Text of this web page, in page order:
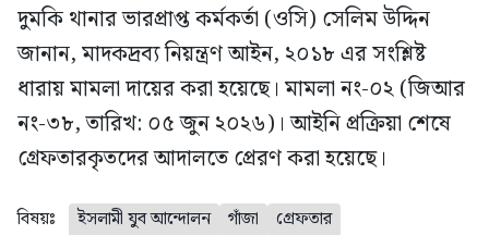
দুমকি থানার ভারপ্রাপ্ত কর্মকর্তা (ওসি) সেলিম উদ্দিন
জানান, মাদকদ্রব্য নিয়ন্ত্রণ আইন, ২০১৮ এর সংশ্লিষ্ট
ধারায় মামলা দায়ের করা হয়েছে। মামলা নং-০২ (জিআর
নং-৩৮, তারিখ: ০৫ জুন ২০২৬)। আইনি প্রক্রিয়া শেষে
গ্রেফতারকৃতদের আদালতে প্রেরণ করা হয়েছে।
বিষয়ঃ ইসলামী যুব আন্দোলন গাঁজা গ্রেফতার